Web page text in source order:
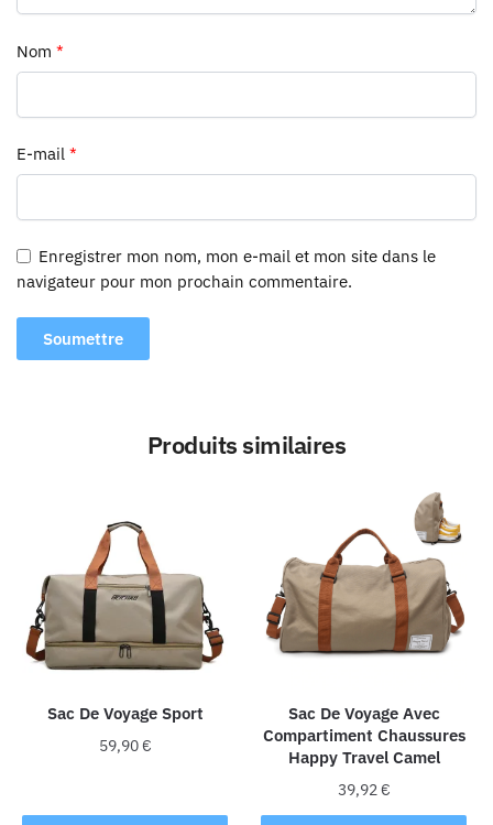
Nom *
E-mail *
Enregistrer mon nom, mon e-mail et mon site dans le
navigateur pour mon prochain commentaire.
Produits similaires
Sac De Voyage Sport
59,90€
produit
Sac De Voyage Avec
Compartiment Chaussures
Happy Travel Camel
39,92€